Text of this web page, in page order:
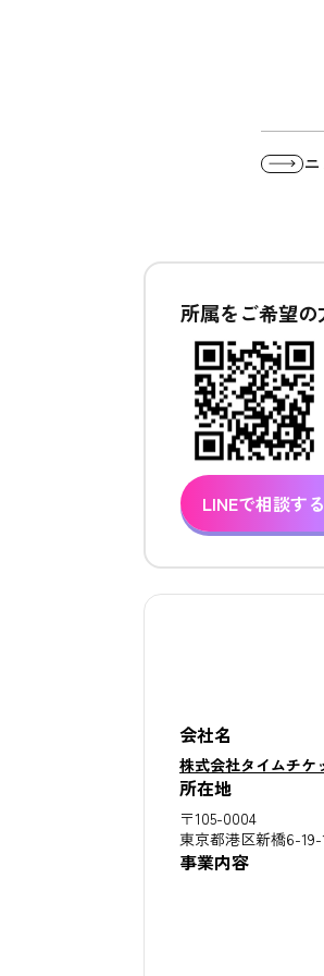
所属をご希望の
LINEで相談する
会社名
株式会社タイムチケ
所在地
〒105-0004
東京都港区新橋6-
事業内容